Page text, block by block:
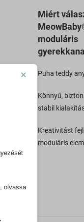
Miért
moduláris
Puha teddy
Könnyű,
stabil
Kreativitást
moduláris
×
olvassa